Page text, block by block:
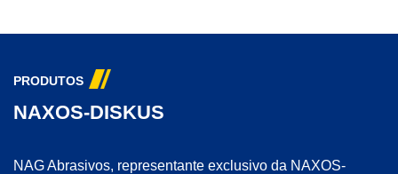
PRODUTOS
NAXOS-DISKUS
NAG Abrasivos, representante exclusivo da NAXOS-